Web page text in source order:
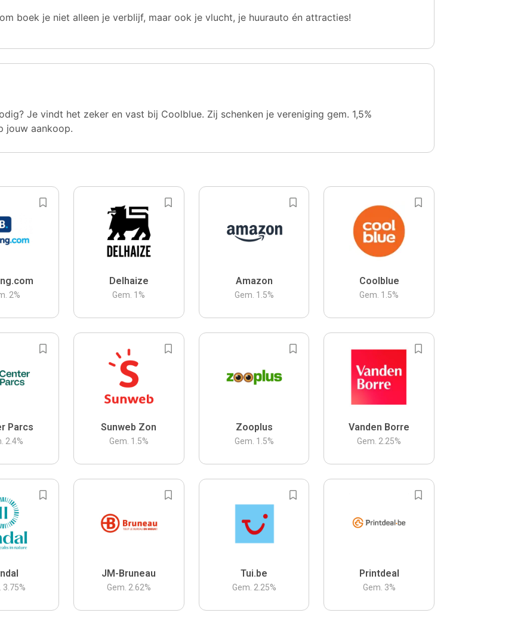
boek je niet alleen je verblijf, maar ook je vlucht, je huurauto én attracties!
Je vindt het zeker en vast bij Coolblue. Zij schenken je vereniging gem. 1,5%
jouw aankoop.
2%
Delhaize
Gem. 1 %
Amazon
Gem. 1.5%
Coolblue
Gem. 1.5%
Parcs
2.4%
Sunweb Zon
Gem. 1.5%
Zooplus
Gem. 1.5%
Vanden Borre
Gem. 2.25%
3.75%
JM-Bruneau
Gem. 2.62%
Tui.be
Gem. 2.25%
Printdeal
Gem. 3%